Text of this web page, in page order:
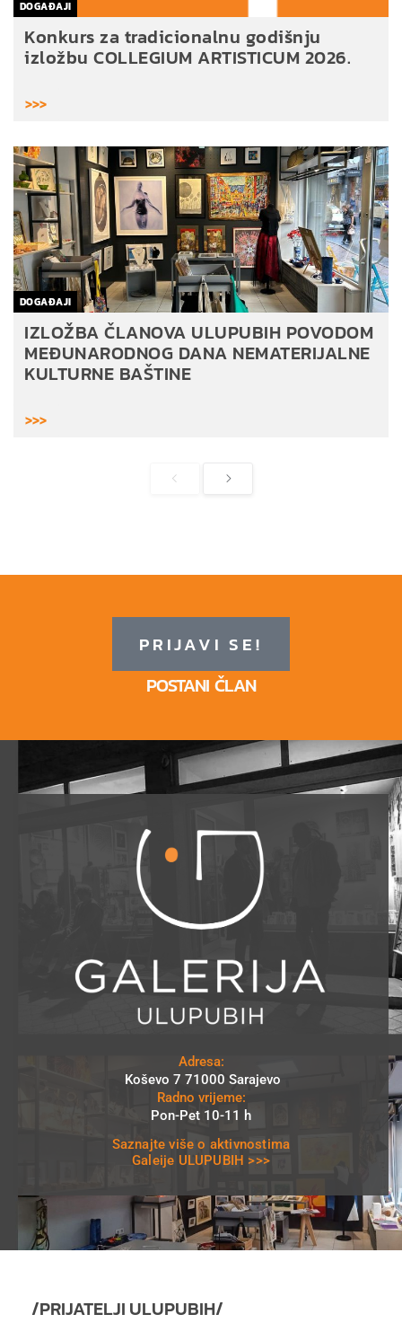
DOGAĐAJI
Konkurs za tradicionalnu godišnju
izložbu COLLEGIUM ARTISTICUM 2026.
>>>
DOGAĐAJI
IZLOŽBA ČLANOVA ULUPUBIH POVODOM
MEĐUNARODNOG DANA NEMATERIJALNE
KULTURNE BAŠTINE
>>>
PRIJAVI SE!
POSTANI ČLAN
Adresa:
Koševo 7 71000 Sarajevo
Radno vrijeme:
Pon-Pet 10-11 h
Saznajte više o aktivnostima
Galeije ULUPUBIH >>>
/PRIJATELJI ULUPUBIH/